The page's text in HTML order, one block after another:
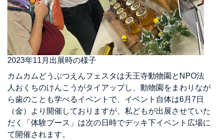
2023年11月出展時の様子
カムカムどうぶつえんフェスタは天王寺動物園とNPO法
人おくちのけんこうがタイアップし、動物園をまわりなが
ら歯のことも学べるイベントで、イベント自体は6月7日
（金）より開催しておりますが、私どもが出展させていた
だく「体験ブース」は次の日時でデッキ下イベント広場に
て開催されます。